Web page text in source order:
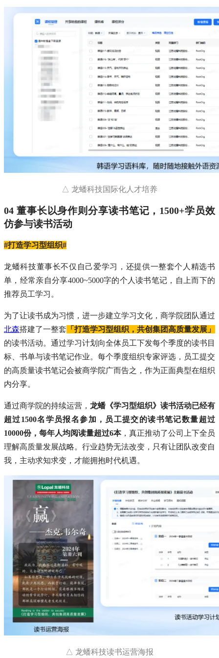
△ 龙蟠科技国际化人才培养
04 董事长以身作则分享读书笔记，1500+学员效
仿参与读书活动
#打造学习型组织#
龙蟠科技董事长不仅自己爱学习，还提供一整套个人精选书
单，经常亲自分享4000~5000字的个人读书笔记，自上而下的
推荐员工学习。
为了让读书成为习惯，进一步建立学习文化，商学院团队通过
北森搭建了一整套 「打造学习型组织，共创集团高质量发展」
的读书活动。通过学习计划向全体员工下发每个季度的读书目
标、书单与读书笔记作业。每个季度组织专家评选，员工提交
的高质量读书笔记会被商学院广而告之，作为正面典型在组织
内分享。
通过商学院的持续运营， 龙蟠《学习型组织》读书活动已经有
超过1500名学员报名参加，员工提交的读书笔记数量超过
10000份，每年人均阅读量超过6本，真正推动了公司上下全员
理解高质量发展战略。行业趋势无法改变，只有让团队改变自
我，主动求知求变，才能拥抱时代机遇。
△ 龙蟠科技读书运营海报